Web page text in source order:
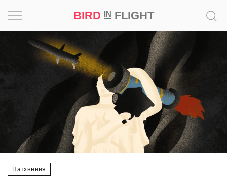
BIRD INFLIGHT
Натхнення